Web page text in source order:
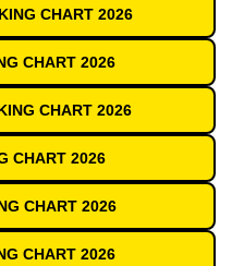
CHART 2026
CHART 2026
CHART 2026
CHART 2026
CHART 2026
CHART 2026